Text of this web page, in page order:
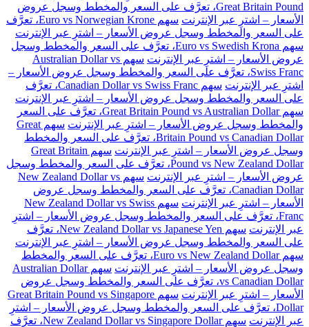
Great Britain Pound، تعرَّف على السعر والمخطط وسجل عروض
الأسعار – اشترِ عبر الإنترنت
سهم Euro vs Norwegian Krone، تعرَّف
على السعر والمخطط وسجل عروض الأسعار – اشترِ عبر الإنترنت
سهم Euro vs Swedish Krona، تعرَّف على السعر والمخطط وسجل
عروض الأسعار – اشترِ عبر الإنترنت
سهم Australian Dollar vs
Swiss Franc، تعرَّف على السعر والمخطط وسجل عروض الأسعار –
اشترِ عبر الإنترنت
سهم Canadian Dollar vs Swiss Franc، تعرَّف
على السعر والمخطط وسجل عروض الأسعار – اشترِ عبر الإنترنت
سهم Great Britain Pound vs Australian Dollar، تعرَّف على السعر
والمخطط وسجل عروض الأسعار – اشترِ عبر الإنترنت
سهم Great
Britain Pound vs Canadian Dollar، تعرَّف على السعر والمخطط
وسجل عروض الأسعار – اشترِ عبر الإنترنت
سهم Great Britain
Pound vs New Zealand Dollar، تعرَّف على السعر والمخطط وسجل
عروض الأسعار – اشترِ عبر الإنترنت
سهم New Zealand Dollar vs
Canadian Dollar، تعرَّف على السعر والمخطط وسجل عروض
الأسعار – اشترِ عبر الإنترنت
سهم New Zealand Dollar vs Swiss
Franc، تعرَّف على السعر والمخطط وسجل عروض الأسعار – اشترِ
عبر الإنترنت
سهم New Zealand Dollar vs Japanese Yen، تعرَّف
على السعر والمخطط وسجل عروض الأسعار – اشترِ عبر الإنترنت
سهم Euro vs New Zealand Dollar، تعرَّف على السعر والمخطط
وسجل عروض الأسعار – اشترِ عبر الإنترنت
سهم Australian Dollar
vs Canadian Dollar، تعرَّف على السعر والمخطط وسجل عروض
الأسعار – اشترِ عبر الإنترنت
سهم Great Britain Pound vs Singapore
Dollar، تعرَّف على السعر والمخطط وسجل عروض الأسعار – اشترِ
عبر الإنترنت
سهم New Zealand Dollar vs Singapore Dollar، تعرَّف